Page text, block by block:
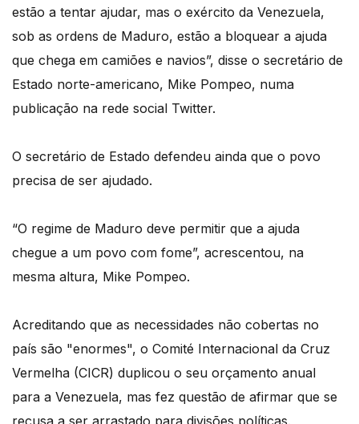
estão a tentar ajudar, mas o exército da Venezuela,
sob as ordens de Maduro, estão a bloquear a ajuda
que chega em camiões e navios”, disse o secretário de
Estado norte-americano, Mike Pompeo, numa
publicação na rede social Twitter.
O secretário de Estado defendeu ainda que o povo
precisa de ser ajudado.
“O regime de Maduro deve permitir que a ajuda
chegue a um povo com fome”, acrescentou, na
mesma altura, Mike Pompeo.
Acreditando que as necessidades não cobertas no
país são "enormes", o Comité Internacional da Cruz
Vermelha (CICR) duplicou o seu orçamento anual
para a Venezuela, mas fez questão de afirmar que se